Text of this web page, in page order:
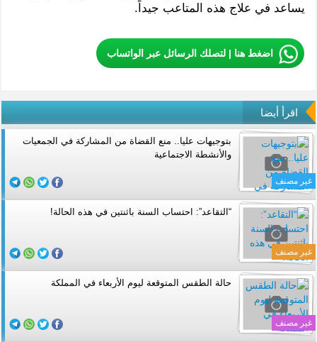
يساعد في علاج هذه المتاعب جيداً.
اضغط هنا | لتصلك الرسائل عبر الواتساب
اقرأ أيضا
غير مصنف
بتوجيهات عليا.. منع القضاة من المشاركة في الجمعيات
والأنشطة الاجتماعية
غير مصنف
“التقاعد”: احتساب السنة باثنتين في هذه الحالة!
غير مصنف
حالة الطقس المتوقعة ليوم الأربعاء في المملكة